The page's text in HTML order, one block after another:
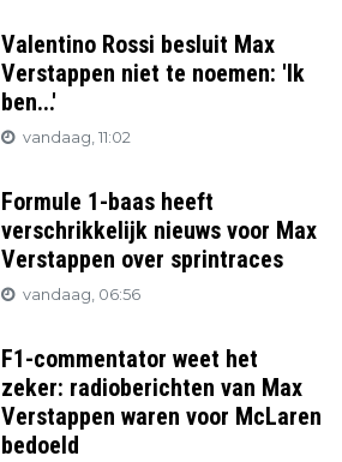
Valentino Rossi besluit Max
Verstappen niet te noemen: 'Ik
ben...'
vandaag, 11:02
Formule 1-baas heeft
verschrikkelijk nieuws voor Max
Verstappen over sprintraces
vandaag, 06:56
F1-commentator weet het
zeker: radioberichten van Max
Verstappen waren voor McLaren
bedoeld